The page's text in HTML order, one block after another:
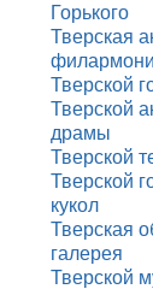
Горького
Тверская
Тверской
Тверской
драмы
Тверской
Тверской
кукол
Тверская
галерея
Тверской